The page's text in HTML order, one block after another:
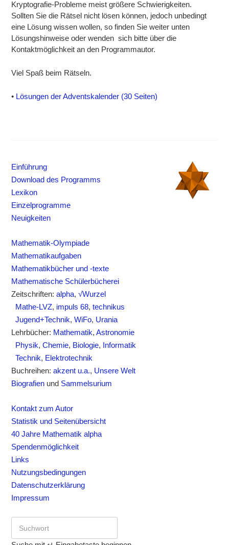
Kryptografie-Probleme meist größere Schwierigkeiten.
Sollten Sie die Rätsel nicht lösen können, jedoch unbedingt
eine Lösung wissen wollen, so finden Sie weiter unten
Lösungshinweise oder wenden sich bitte über die
Kontaktmöglichkeit an den Programmautor.
Viel Spaß beim Rätseln.
• Lösungen der Adventskalender (30 Seiten)
Einführung
Download des Programms
Lexikon
Einzelprogramme
Neuigkeiten
Mathematik-Olympiade
Mathematikaufgaben
Mathematikbücher und -texte
Mathematische Schülerbücherei
Zeitschriften:alpha,√Wurzel
Mathe-LVZ, impuls 68,technikus
Jugend+Technik,WiFo, Urania
Lehrbücher: Mathematik,Astronomie
Physik,Chemie, Biologie,
Informatik
Technik, Elektrotechnik
Buchreihen:akzent u.a., Unsere Welt
Biografien und Sammelsurium
Kontakt zum Autor
Statistik und Seitenübersicht
40 Jahre Mathematik alpha
Spendenmöglichkeit
Links
Nutzungsbedingungen
Datenschutzerklärung
Impressum